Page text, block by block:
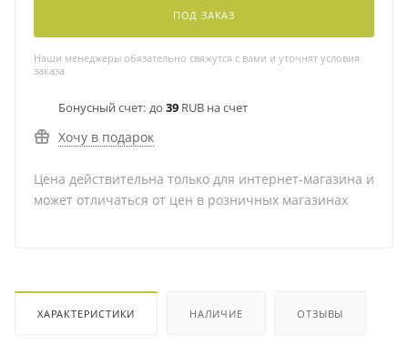
ПОД ЗАКАЗ
Наши менеджеры обязательно свяжутся с вами и уточнят условия
заказа
Бонусный счет: до 39 RUB на счет
Хочу в подарок
Цена действительна только для интернет-магазина и
может отличаться от цен в розничных магазинах
ХАРАКТЕРИСТИКИ НАЛИЧИЕ ОТЗЫВЫ